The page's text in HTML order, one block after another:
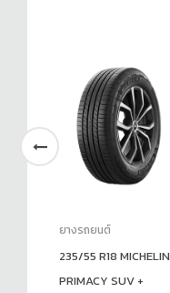
ยางรถยนต์
235/55 R18 MICHELIN
PRIMACY SUV +